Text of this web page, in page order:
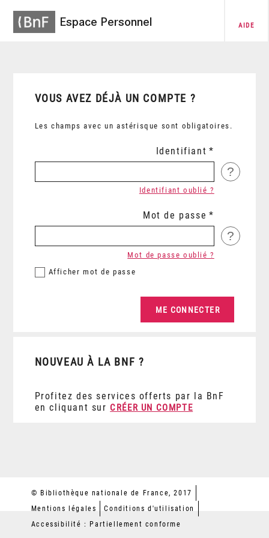
Espace Personnel AIDE
VOUS AVEZ DÉJÀ UN COMPTE ?
Les champs avec un astérisque sont obligatoires.
Identifiant
?
Identifiant oublié ?
Mot de passe
?
Afficher mot de passe
Mot de passe oublié ?
NOUVEAU À LA BNF ?
Profitez des services offerts par la BnF
en cliquant sur CRÉER UN COMPTE
© Bibliothèque nationale de France, 2017
Mentions légales
Conditions d'utilisation
Accessibilité : Partiellement conforme